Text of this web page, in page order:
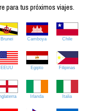
para tus próximos viajes.
Brunei Camboya Chile
EEUU Egipto Filipinas
Irlanda Italia